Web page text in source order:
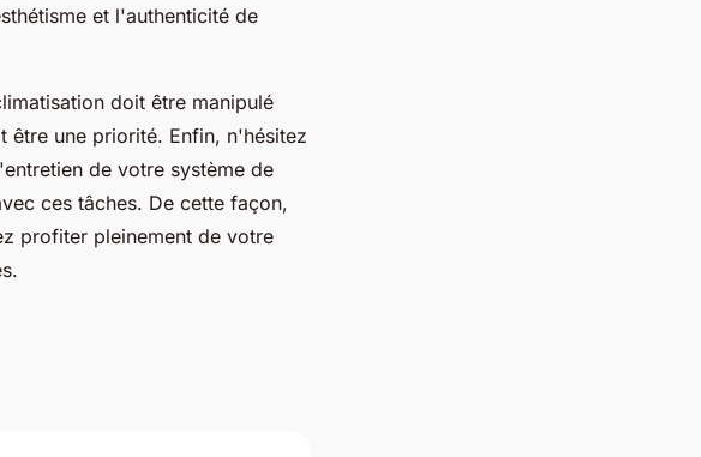
et l'authenticité de
doit être manipulé
être une priorité. Enfin, n'hésitez
de votre système de
ces tâches. De cette façon,
profiter pleinement de votre